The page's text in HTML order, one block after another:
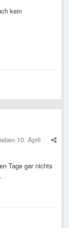
kein
10. April
Tage gar nichts